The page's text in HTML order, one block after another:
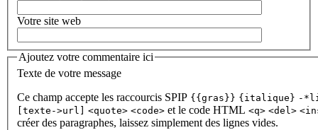
Votre site web
Ajoutez votre commentaire ici
Texte de votre message
Ce champ accepte les raccourcis SPIP {{gras}} {italique} -
[texte->url]
<quote> <code> et le code HTML <q> <del>
créer des paragraphes, laissez simplement des lignes vides.